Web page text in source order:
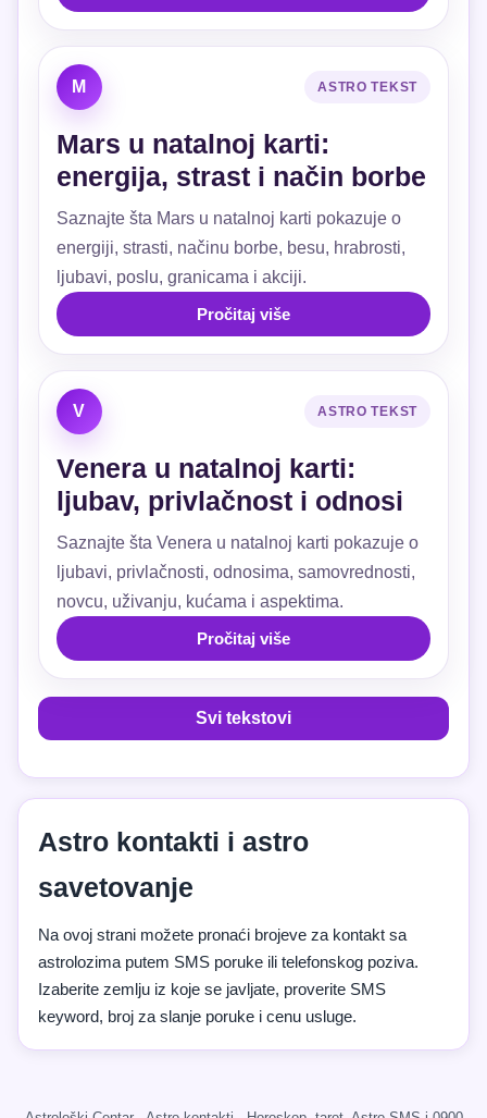
M ASTRO TEKST
Mars u natalnoj karti:
energija, strast i način borbe
Saznajte šta Mars u natalnoj karti pokazuje o
energiji, strasti, načinu borbe, besu, hrabrosti,
ljubavi, poslu, granicama i akciji.
Pročitaj više
V ASTRO TEKST
Venera u natalnoj karti:
ljubav, privlačnost i odnosi
Saznajte šta Venera u natalnoj karti pokazuje o
ljubavi, privlačnosti, odnosima, samovrednosti,
novcu, uživanju, kućama i aspektima.
Pročitaj više
Svi tekstovi
Astro kontakti i astro
savetovanje
Na ovoj strani možete pronaći brojeve za kontakt sa
astrolozima putem SMS poruke ili telefonskog poziva.
Izaberite zemlju iz koje se javljate, proverite SMS
keyword, broj za slanje poruke i cenu usluge.